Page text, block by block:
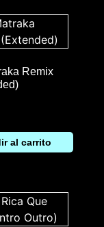
Remix
al carrito